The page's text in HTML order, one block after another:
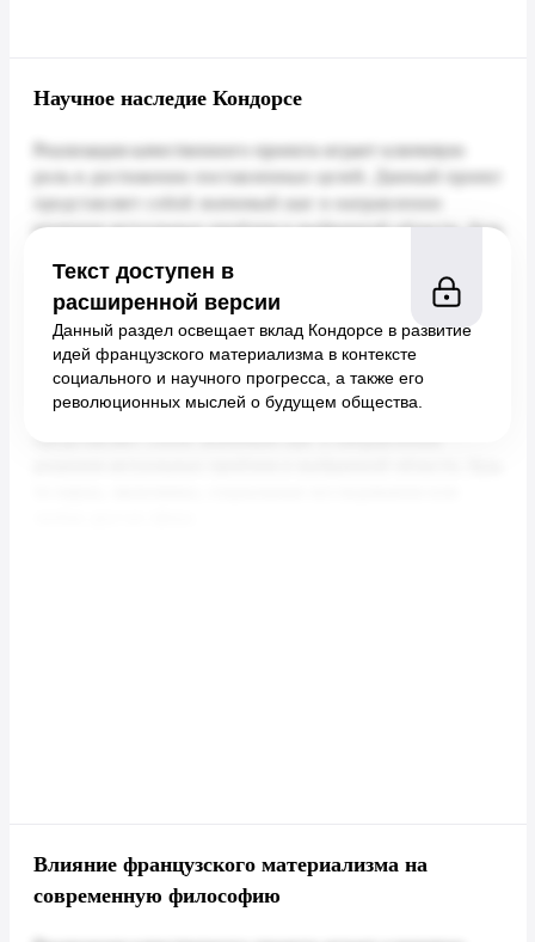
Научное наследие Кондорсе
Текст доступен в
расширенной версии
Данный раздел освещает вклад Кондорсе в развитие
идей французского материализма в контексте
социального и научного прогресса, а также его
революционных мыслей о будущем общества.
Влияние французского материализма на
современную философию